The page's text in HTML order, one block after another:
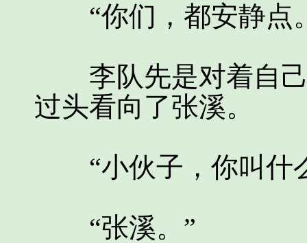
“你们，都安静点
李队先是对着自己
过头看向了张溪。
“小伙子，你叫什
“张溪。”